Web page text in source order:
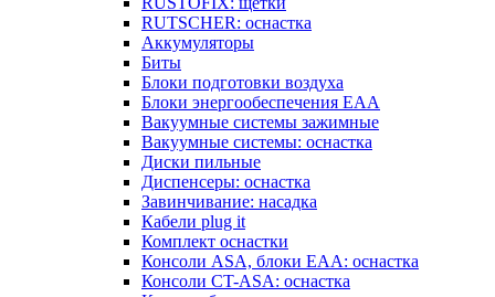
RUTSCHER: оснастка
Аккумуляторы
Биты
Блоки подготовки воздуха
Блоки энергообеспечения EAA
Вакуумные системы зажимные
Вакуумные системы: оснастка
Диски пильные
Диспенсеры: оснастка
Завинчивание: насадка
Кабели plug it
Комплект оснастки
Консоли ASA, блоки EAA: оснастка
Консоли CT-ASA: оснастка